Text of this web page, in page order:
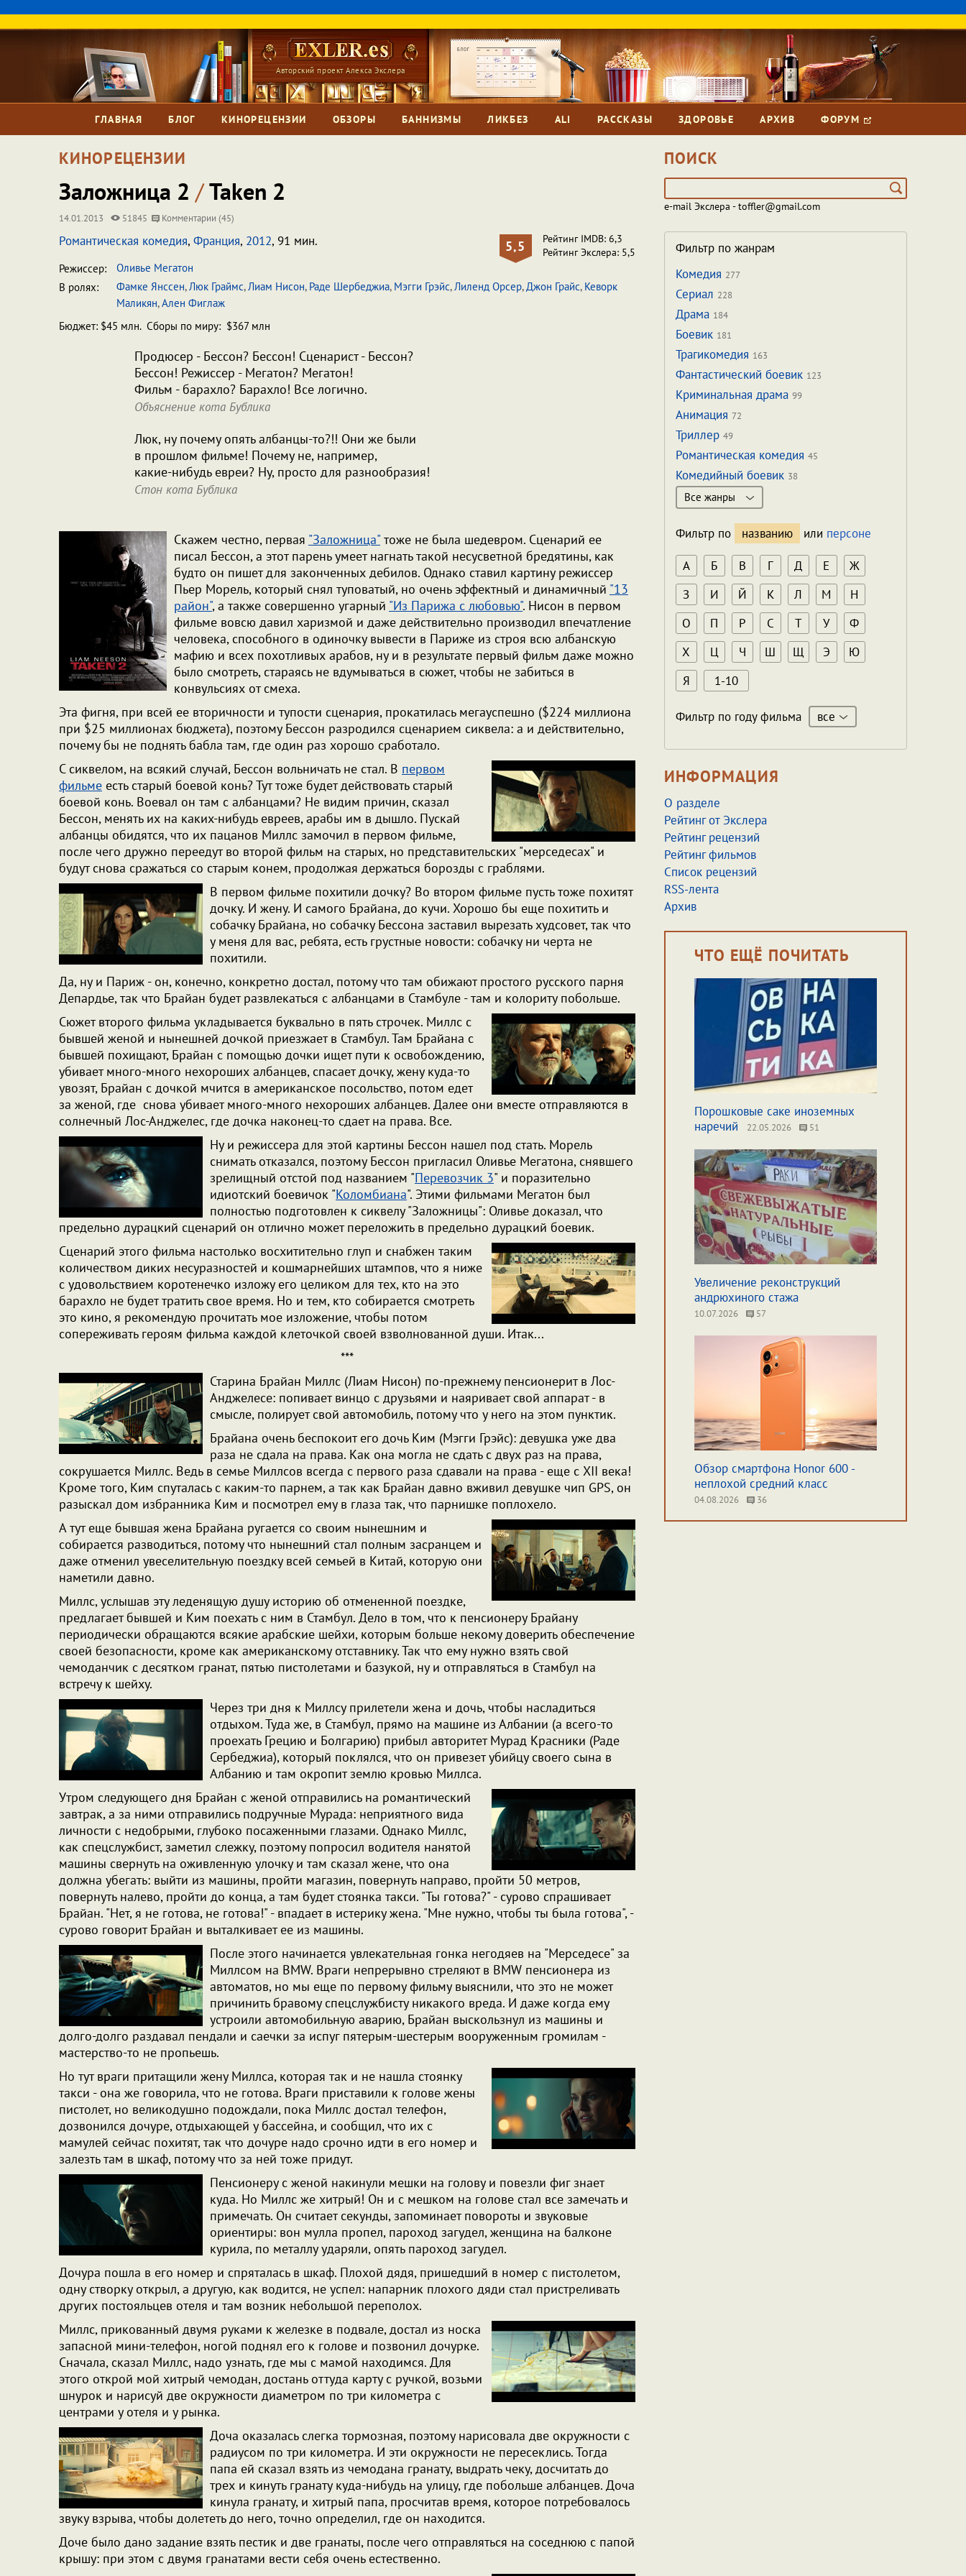
Авторский проект Алекса Экслера
ГЛАВНАЯ БЛОГ КИНОРЕЦЕНЗИИ ОБЗОРЫ БАННИЗМЫ ЛИКБЕЗ ALI РАССКАЗЫ ЗДОРОВЬЕ АРХИВ ФОРУМ
КИНОРЕЦЕНЗИИ
Заложница 2 /Taken 2
14.01.2013 51845 Комментарии (45)
Романтическая комедия, Франция, 2012, 91 мин. 5,5
Рейтинг IMDB: 6,3
Рейтинг Экслера: 5,5
Режиссер:
Оливье Мегатон
В ролях:
Фамке Янссен,Люк Граймс,Лиам Нисон, Раде Шербеджиа, Мэгги Грэйс,Лиленд Орсер,Джон Грайс, Кеворк
Маликян,Ален Фиглаж
Бюджет: $45 млн. Сборы по миру: $367 млн
Продюсер - Бессон? Бессон! Сценарист - Бессон?
Бессон! Режиссер - Мегатон? Мегатон!
Фильм - барахло? Барахло! Все логично.
Объяснение кота Бублика
Люк, ну почему опять албанцы-то?!! Они же были
в прошлом фильме! Почему не, например,
какие-нибудь евреи? Ну, просто для разнообразия!
Стон кота Бублика
Скажем честно, первая "Заложница" тоже не была шедевром. Сценарий ее
писал Бессон, а этот парень умеет нагнать такой несусветной бредятины, как
будто он пишет для законченных дебилов. Однако ставил картину режиссер
Пьер Морель, который снял туповатый, но очень эффектный и динамичный "13
район", а также совершенно угарный "Из Парижа с любовью". Нисон в первом
фильме вовсю давил харизмой и даже действительно производил впечатление
человека, способного в одиночку вывести в Париже из строя всю албанскую
мафию и всех похотливых арабов, ну и в результате первый фильм даже можно
было смотреть, стараясь не вдумываться в сюжет, чтобы не забиться в
конвульсиях от смеха.
Эта фигня, при всей ее вторичности и тупости сценария, прокатилась мегауспешно ($224 миллиона
при $25 миллионах бюджета), поэтому Бессон разродился сценарием сиквела: а и действительно,
почему бы не поднять бабла там, где один раз хорошо сработало.
С сиквелом, на всякий случай, Бессон вольничать не стал. В первом
фильме есть старый боевой конь? Тут тоже будет действовать старый
боевой конь. Воевал он там с албанцами? Не видим причин, сказал
Бессон, менять их на каких-нибудь евреев, арабы им в дышло. Пускай
албанцы обидятся, что их пацанов Миллс замочил в первом фильме,
после чего дружно переедут во второй фильм на старых, но представительских "мерседесах" и
будут снова сражаться со старым конем, продолжая держаться борозды с граблями.
В первом фильме похитили дочку? Во втором фильме пусть тоже похитят
дочку. И жену. И самого Брайана, до кучи. Хорошо бы еще похитить и
собачку Брайана, но собачку Бессона заставил вырезать худсовет, так что
у меня для вас, ребята, есть грустные новости: собачку ни черта не
похитили.
Да, ну и Париж - он, конечно, конкретно достал, потому что там обижают простого русского парня
Депардье, так что Брайан будет развлекаться с албанцами в Стамбуле - там и колориту побольше.
Сюжет второго фильма укладывается буквально в пять строчек. Миллс с
бывшей женой и нынешней дочкой приезжает в Стамбул. Там Брайана с
бывшей похищают, Брайан с помощью дочки ищет пути к освобождению,
убивает много-много нехороших албанцев, спасает дочку, жену куда-то
увозят, Брайан с дочкой мчится в американское посольство, потом едет
за женой, где снова убивает много-много нехороших албанцев. Далее они вместе отправляются в
солнечный Лос-Анджелес, где дочка наконец-то сдает на права. Все.
Ну и режиссера для этой картины Бессон нашел под стать. Морель
снимать отказался, поэтому Бессон пригласил Оливье Мегатона, снявшего
зрелищный отстой под названием "Перевозчик 3" и поразительно
идиотский боевичок "Коломбиана". Этими фильмами Мегатон был
полностью подготовлен к сиквелу "Заложницы": Оливье доказал, что
предельно дурацкий сценарий он отлично может переложить в предельно дурацкий боевик.
Сценарий этого фильма настолько восхитительно глуп и снабжен таким
количеством диких несуразностей и кошмарнейших штампов, что я ниже
с удовольствием коротенечко изложу его целиком для тех, кто на это
барахло не будет тратить свое время. Но и тем, кто собирается смотреть
это кино, я рекомендую прочитать мое изложение, чтобы потом
сопереживать героям фильма каждой клеточкой своей взволнованной души. Итак...
***
Старина Брайан Миллс (Лиам Нисон) по-прежнему пенсионерит в Лос-
Анджелесе: попивает винцо с друзьями и наяривает свой аппарат - в
смысле, полирует свой автомобиль, потому что у него на этом пунктик.
Брайана очень беспокоит его дочь Ким (Мэгги Грэйс): девушка уже два
раза не сдала на права. Как она могла не сдать с двух раз на права,
сокрушается Миллс. Ведь в семье Миллсов всегда с первого раза сдавали на права - еще с XII века!
Кроме того, Ким спуталась с каким-то парнем, а так как Брайан давно вживил девушке чип GPS, он
разыскал дом избранника Ким и посмотрел ему в глаза так, что парнишке поплохело.
А тут еще бывшая жена Брайана ругается со своим нынешним и
собирается разводиться, потому что нынешний стал полным засранцем и
даже отменил увеселительную поездку всей семьей в Китай, которую они
наметили давно.
Миллс, услышав эту леденящую душу историю об отмененной поездке,
предлагает бывшей и Ким поехать с ним в Стамбул. Дело в том, что к пенсионеру Брайану
периодически обращаются всякие арабские шейхи, которым больше некому доверить обеспечение
своей безопасности, кроме как американскому отставнику. Так что ему нужно взять свой
чемоданчик с десятком гранат, пятью пистолетами и базукой, ну и отправляться в Стамбул на
встречу к шейху.
Через три дня к Миллсу прилетели жена и дочь, чтобы насладиться
отдыхом. Туда же, в Стамбул, прямо на машине из Албании (а всего-то
проехать Грецию и Болгарию) прибыл авторитет Мурад Красники (Раде
Сербеджиа), который поклялся, что он привезет убийцу своего сына в
Албанию и там окропит землю кровью Миллса.
Утром следующего дня Брайан с женой отправились на романтический
завтрак, а за ними отправились подручные Мурада: неприятного вида
личности с недобрыми, глубоко посаженными глазами. Однако Миллс,
как спецслужбист, заметил слежку, поэтому попросил водителя нанятой
машины свернуть на оживленную улочку и там сказал жене, что она
должна убегать: выйти из машины, пройти магазин, повернуть направо, пройти 50 метров,
повернуть налево, пройти до конца, а там будет стоянка такси. "Ты готова?" - сурово спрашивает
Брайан. "Нет, я не готова, не готова!" - впадает в истерику жена. "Мне нужно, чтобы ты была готова", -
сурово говорит Брайан и выталкивает ее из машины.
После этого начинается увлекательная гонка негодяев на "Мерседесе" за
Миллсом на BMW. Враги непрерывно стреляют в BMW пенсионера из
автоматов, но мы еще по первому фильму выяснили, что это не может
причинить бравому спецслужбисту никакого вреда. И даже когда ему
устроили автомобильную аварию, Брайан выскользнул из машины и
долго-долго раздавал пендали и саечки за испуг пятерым-шестерым вооруженным громилам -
мастерство-то не пропьешь.
Но тут враги притащили жену Миллса, которая так и не нашла стоянку
такси - она же говорила, что не готова. Враги приставили к голове жены
пистолет, но великодушно подождали, пока Миллс достал телефон,
дозвонился дочуре, отдыхающей у бассейна, и сообщил, что их с
мамулей сейчас похитят, так что дочуре надо срочно идти в его номер и
залезть там в шкаф, потому что за ней тоже придут.
Пенсионеру с женой накинули мешки на голову и повезли фиг знает
куда. Но Миллс же хитрый! Он и с мешком на голове стал все замечать и
примечать. Он считает секунды, запоминает повороты и звуковые
ориентиры: вон мулла пропел, пароход загудел, женщина на балконе
курила, по металлу ударяли, опять пароход загудел.
Дочура пошла в его номер и спряталась в шкаф. Плохой дядя, пришедший в номер с пистолетом,
одну створку открыл, а другую, как водится, не успел: напарник плохого дяди стал пристреливать
других постояльцев отеля и там возник небольшой переполох.
Миллс, прикованный двумя руками к железке в подвале, достал из носка
запасной мини-телефон, ногой поднял его к голове и позвонил дочурке.
Сначала, сказал Миллс, надо узнать, где мы с мамой находимся. Для
этого открой мой хитрый чемодан, достань оттуда карту с ручкой, возьми
шнурок и нарисуй две окружности диаметром по три километра с
центрами у отеля и у рынка.
Доча оказалась слегка тормозная, поэтому нарисовала две окружности с
радиусом по три километра. И эти окружности не пересеклись. Тогда
папа ей сказал взять из чемодана гранату, выдрать чеку, досчитать до
трех и кинуть гранату куда-нибудь на улицу, где побольше албанцев. Доча
кинула гранату, и хитрый папа, просчитав время, которое потребовалось
звуку взрыва, чтобы долететь до него, точно определил, где он находится.
Доче было дано задание взять пестик и две гранаты, после чего отправляться на соседнюю с папой
крышу: при этом с двумя гранатами вести себя очень естественно.
ПОИСК
e-mail Экслера - toffler@gmail.com
Фильтр по жанрам
Комедия 277
Сериал 228
Драма 184
Боевик 181
Трагикомедия 163
Фантастический боевик 123
Криминальная драма 99
Анимация 72
Триллер 49
Романтическая комедия 45
Комедийный боевик 38
Все жанры
Фильтр по названию или персоне
А Б В Г Д Е
Ж
З
И Й К Л М
Н
О
П Р С Т У
Ф
Х
Ц Ч Ш Щ Э
Ю
Я
1-10
Фильтр по году фильма все
ИНФОРМАЦИЯ
О разделе
Рейтинг от Экслера
Рейтинг рецензий
Рейтинг фильмов
Список рецензий
RSS-лента
Архив
ЧТО ЕЩЁ ПОЧИТАТЬ
Порошковые саке иноземных
наречий
22.05.2026 51
Увеличение реконструкций
андрюхиного стажа
10.07.2026 57
Обзор смартфона Honor 600 -
неплохой средний класс
04.08.2026 36